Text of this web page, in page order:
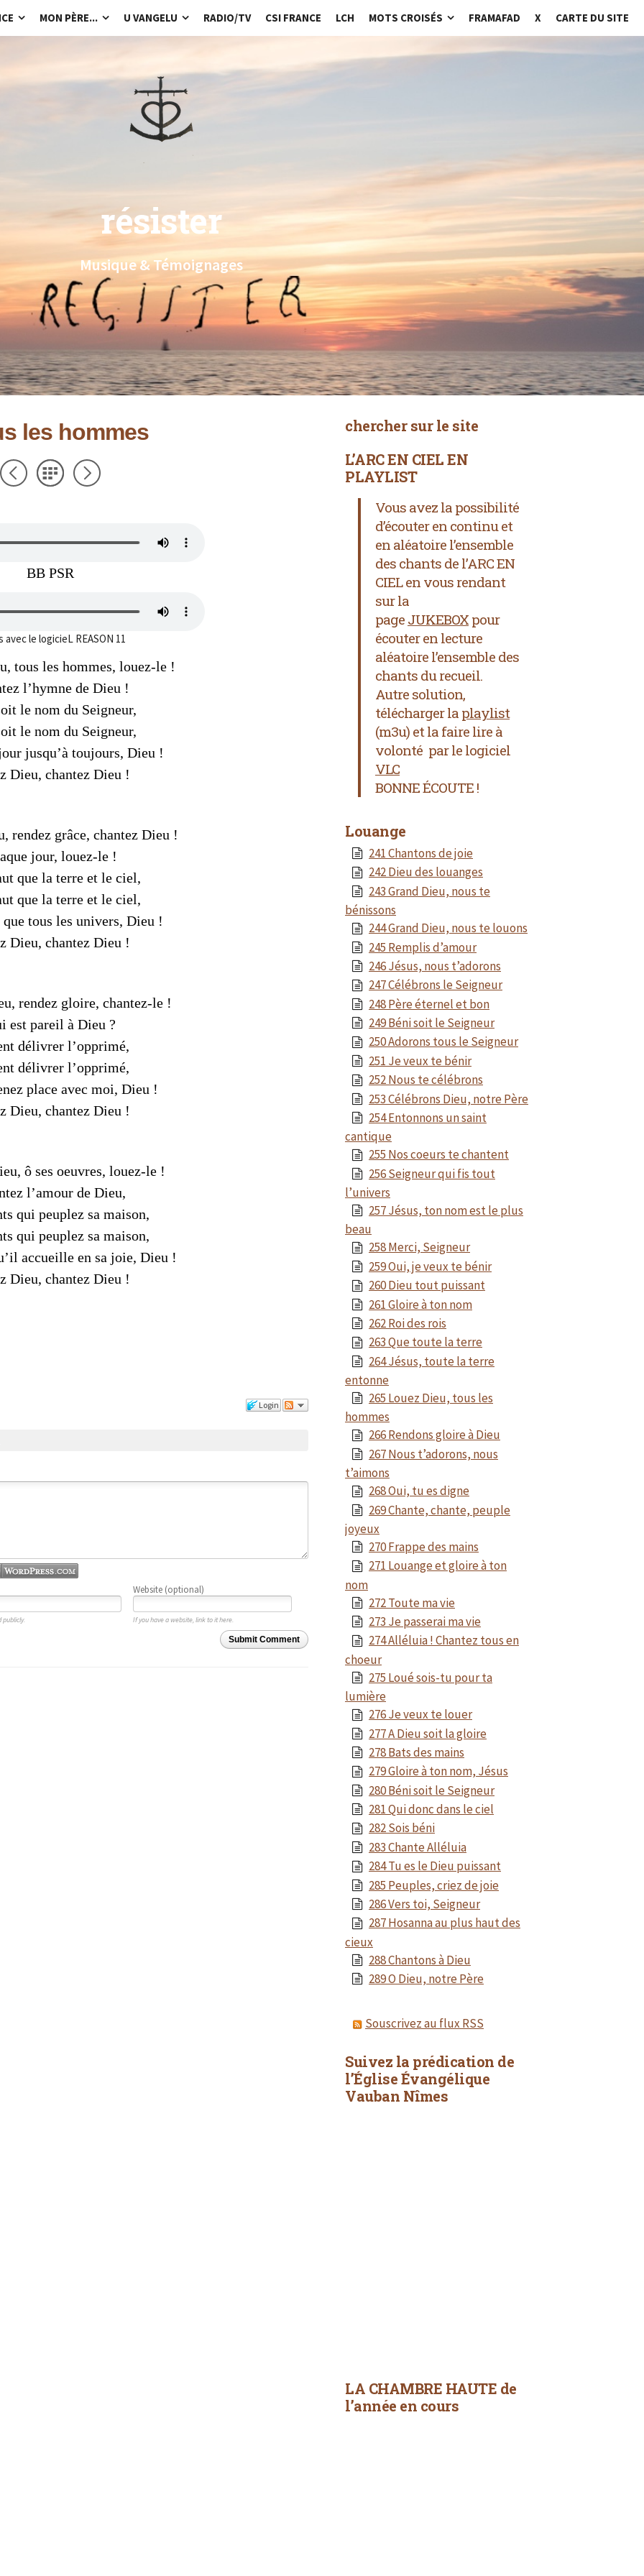
MON PÈRE... U VANGELU RADIO/TV CSI FRANCE LCH MOTS CROISÉS FRAMAFAD X CARTE DU SITE
résister
Musique & Témoignages
les hommes
BB PSR
avec le logicieL REASON 11
tous les hommes, louez-le !
l’hymne de Dieu !
le nom du Seigneur,
le nom du Seigneur,
jusqu’à toujours, Dieu !
Dieu, chantez Dieu !
rendez grâce, chantez Dieu !
jour, louez-le !
que la terre et le ciel,
que la terre et le ciel,
que tous les univers, Dieu !
Dieu, chantez Dieu !
rendez gloire, chantez-le !
est pareil à Dieu ?
délivrer l’opprimé,
délivrer l’opprimé,
place avec moi, Dieu !
Dieu, chantez Dieu !
ô ses oeuvres, louez-le !
l’amour de Dieu,
qui peuplez sa maison,
qui peuplez sa maison,
accueille en sa joie, Dieu !
Dieu, chantez Dieu !
Login
Website (optional)
publicly. If you have a website, link to it here.
Submit Comment
chercher sur le site
L’ARC EN CIEL EN
PLAYLIST
Vous avez la possibilité
d’écouter en continu et
en aléatoire l’ensemble
des chants de l’ARC EN
CIELen vous rendant
sur la
page JUKEBOX pour
écouter en lecture
aléatoire l’ensemble des
chants du recueil.
Autre solution,
télécharger la playlist
(m3u) et la faire lire à
volonté par le logiciel
VLC
BONNE ÉCOUTE !
Louange
241 Chantons de joie
242 Dieu des louanges
243 Grand Dieu, nous te
bénissons
244 Grand Dieu, nous te louons
245 Remplis d’amour
246 Jésus, nous t’adorons
247 Célébrons le Seigneur
248 Père éternel et bon
249 Béni soit le Seigneur
250 Adorons tous le Seigneur
251 Je veux te bénir
252 Nous te célébrons
253 Célébrons Dieu, notre Père
254 Entonnons un saint
cantique
255 Nos coeurs te chantent
256 Seigneur qui fis tout
l’univers
257 Jésus, ton nom est le plus
beau
258 Merci, Seigneur
259 Oui, je veux te bénir
260 Dieu tout puissant
261 Gloire à ton nom
262 Roi des rois
263 Que toute la terre
264 Jésus, toute la terre
entonne
265 Louez Dieu, tous les
hommes
266 Rendons gloire à Dieu
267 Nous t’adorons, nous
t’aimons
268 Oui, tu es digne
269 Chante, chante, peuple
joyeux
270 Frappe des mains
271 Louange et gloire à ton
nom
272 Toute ma vie
273 Je passerai ma vie
274 Alléluia ! Chantez tous en
choeur
275 Loué sois-tu pour ta
lumière
276 Je veux te louer
277 A Dieu soit la gloire
278 Bats des mains
279 Gloire à ton nom, Jésus
280 Béni soit le Seigneur
281 Qui donc dans le ciel
282 Sois béni
283 Chante Alléluia
284 Tu es le Dieu puissant
285 Peuples, criez de joie
286 Vers toi, Seigneur
287 Hosanna au plus haut des
cieux
288 Chantons à Dieu
289 O Dieu, notre Père
Souscrivez au flux RSS
Suivez la prédication de
l’Église Évangélique
Vauban Nîmes
LA CHAMBRE HAUTE de
l’année en cours